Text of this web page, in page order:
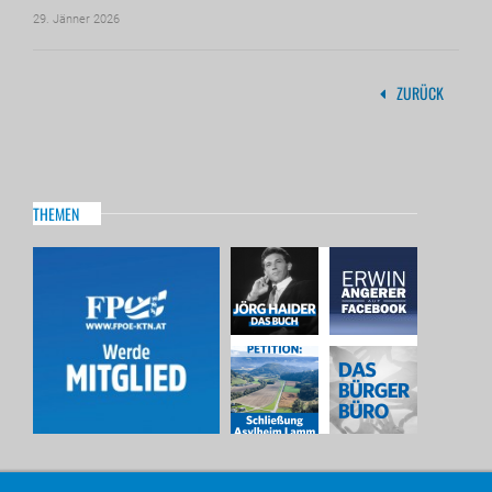
29. Jänner 2026
ZURÜCK
THEMEN